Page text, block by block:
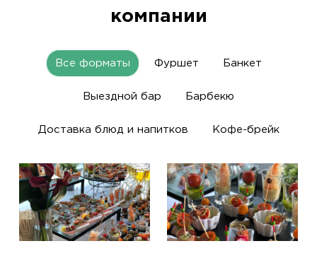
компании
Все форматы Фуршет Банкет
Выездной бар Барбекю
Доставка блюд и напитков Кофе-брейк